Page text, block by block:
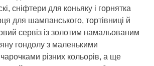
сніфтери для коньяку і горнятка
для шампанського, тортівниці й
сервіз із золотим намальованим
гондолу з маленькими
різних кольорів, а ще